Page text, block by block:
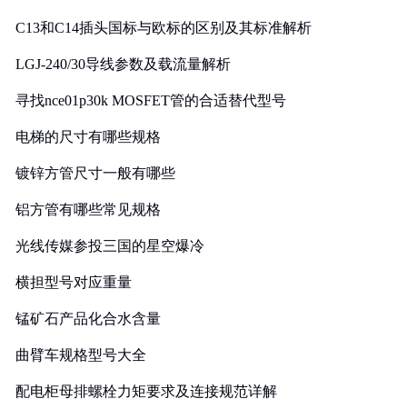
C13和C14插头国标与欧标的区别及其标准解析
LGJ-240/30导线参数及载流量解析
寻找nce01p30k MOSFET管的合适替代型号
电梯的尺寸有哪些规格
镀锌方管尺寸一般有哪些
铝方管有哪些常见规格
光线传媒参投三国的星空爆冷
横担型号对应重量
锰矿石产品化合水含量
曲臂车规格型号大全
配电柜母排螺栓力矩要求及连接规范详解